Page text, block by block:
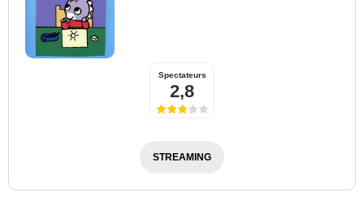
Spectateurs
2,8
STREAMING